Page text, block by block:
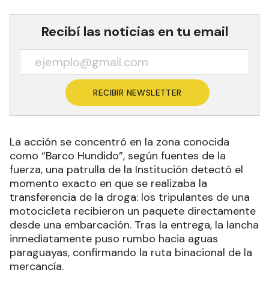
Recibí las noticias en tu email
RECIBIR NEWSLETTER
La acción se concentró en la zona conocida
como “Barco Hundido”, según fuentes de la
fuerza, una patrulla de la Institución detectó el
momento exacto en que se realizaba la
transferencia de la droga: los tripulantes de una
motocicleta recibieron un paquete directamente
desde una embarcación. Tras la entrega, la lancha
inmediatamente puso rumbo hacia aguas
paraguayas, confirmando la ruta binacional de la
mercancía.